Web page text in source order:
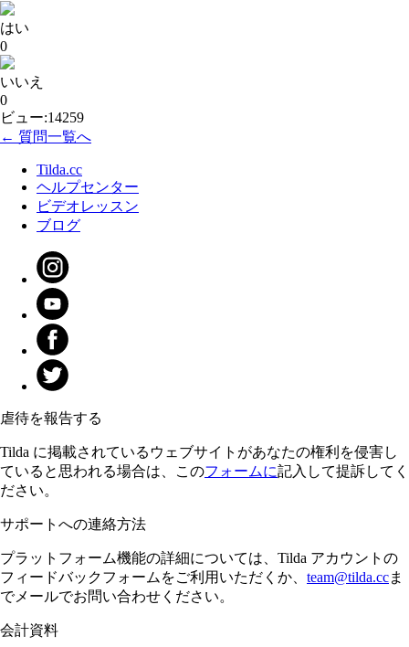
はい
0
いいえ
0
ビュー:14259
← 質問一覧へ
Tilda.cc
ヘルプセンター
ビデオレッスン
ブログ
虐待を報告する
Tilda に掲載されているウェブサイトがあなたの権利を侵害し
ていると思われる場合は、このフォームに記入して提訴してく
ださい。
サポートへの連絡方法
プラットフォーム機能の詳細については、Tilda アカウントの
フィードバックフォームをご利用いただくか、 team@tilda.ccま
でメールでお問い合わせください。
会計資料